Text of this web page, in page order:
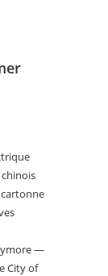
cartonne
—
City of